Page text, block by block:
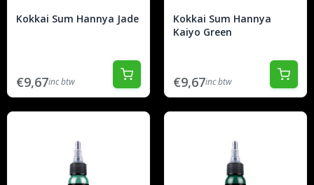
Kokkai Sum Hannya Jade
€9,67inc btw
Kokkai Sum Hannya
Kaiyo Green
€9,67inc btw